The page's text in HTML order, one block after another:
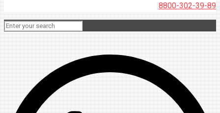
8800-302-39-89